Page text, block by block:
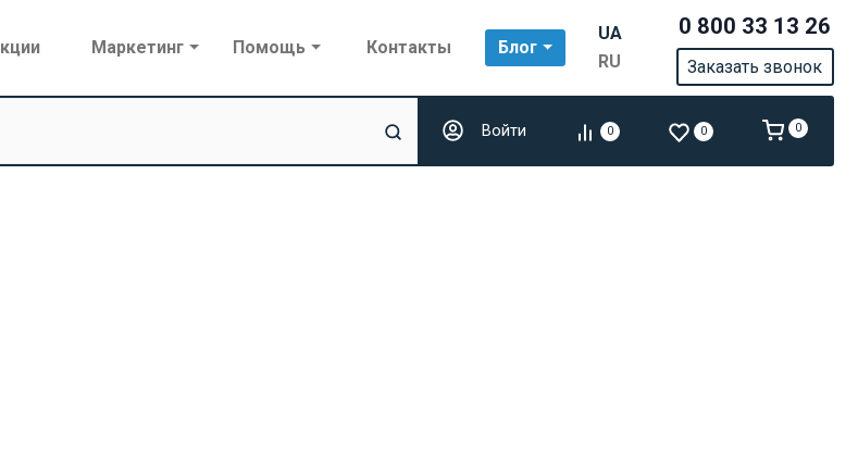
Маркетинг Помощь Контакты Блог
UA
RU
0 800 33 13 26
Заказать звонок
Войти 0 0 0